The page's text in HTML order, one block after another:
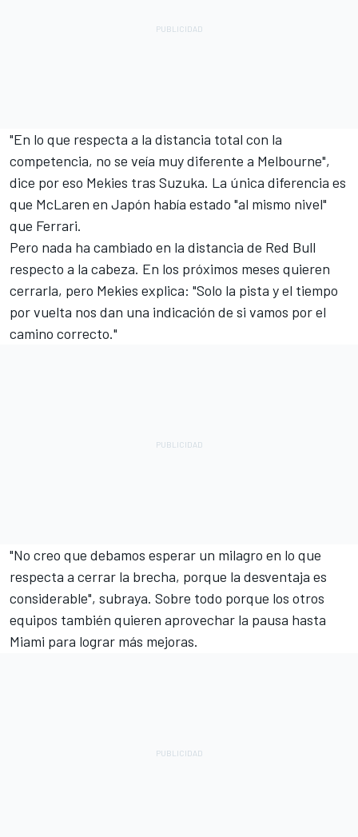
"En lo que respecta a la distancia total con la
competencia, no se veía muy diferente a Melbourne",
dice por eso Mekies tras Suzuka. La única diferencia es
que McLaren en Japón había estado "al mismo nivel"
que Ferrari.
Pero nada ha cambiado en la distancia de Red Bull
respecto a la cabeza. En los próximos meses quieren
cerrarla, pero Mekies explica: "Solo la pista y el tiempo
por vuelta nos dan una indicación de si vamos por el
camino correcto."
"No creo que debamos esperar un milagro en lo que
respecta a cerrar la brecha, porque la desventaja es
considerable", subraya. Sobre todo porque los otros
equipos también quieren aprovechar la pausa hasta
Miami para lograr más mejoras.